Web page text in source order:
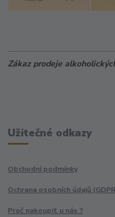
Zákaz prodeje
Užitečné odkazy
Obchodní podmínky
Ochrana osobních údajů
Proč nakoupit u nás ?